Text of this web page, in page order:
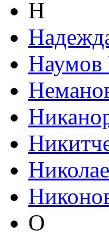
Н
Наумов
О